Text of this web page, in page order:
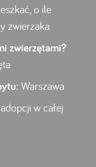
o ile
zwierzaka
zwierzętami?
Warszawa
w całej